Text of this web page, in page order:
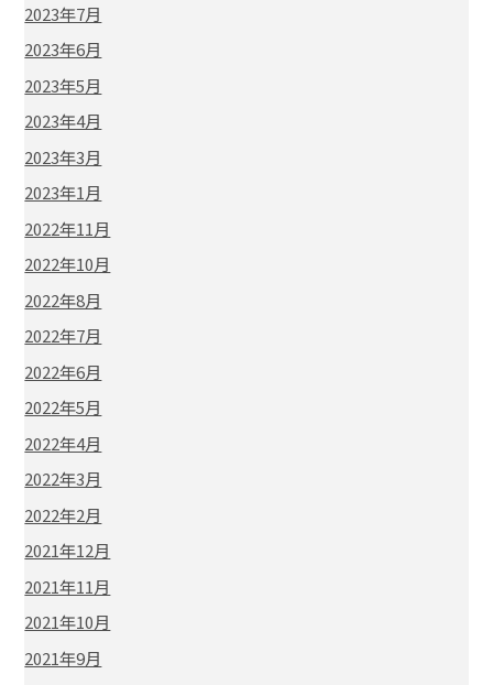
2023年7月
2023年6月
2023年5月
2023年4月
2023年3月
2023年1月
2022年11月
2022年10月
2022年8月
2022年7月
2022年6月
2022年5月
2022年4月
2022年3月
2022年2月
2021年12月
2021年11月
2021年10月
2021年9月